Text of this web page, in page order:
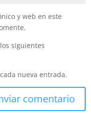
y web en este
siguientes
nueva entrada.